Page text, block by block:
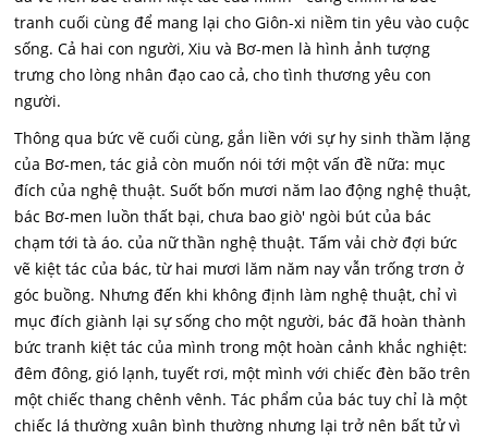
tranh cuối cùng để mang lại cho Giôn-xi niềm tin yêu vào cuộc
sống. Cả hai con người, Xiu và Bơ-men là hình ảnh tượng
trưng cho lòng nhân đạo cao cả, cho tình thương yêu con
người.
Thông qua bức vẽ cuối cùng, gắn liền với sự hy sinh thầm lặng
của Bơ-men, tác giả còn muốn nói tới một vấn đề nữa: mục
đích của nghệ thuật. Suốt bốn mươi năm lao động nghệ thuật,
bác Bơ-men luồn thất bại, chưa bao giò' ngòi bút của bác
chạm tới tà áo. của nữ thần nghệ thuật. Tấm vải chờ đợi bức
vẽ kiệt tác của bác, từ hai mươi lăm năm nay vẫn trống trơn ở
góc buồng. Nhưng đến khi không định làm nghệ thuật, chỉ vì
mục đích giành lại sự sống cho một người, bác đã hoàn thành
bức tranh kiệt tác của mình trong một hoàn cảnh khắc nghiệt:
đêm đông, gió lạnh, tuyết rơi, một mình với chiếc đèn bão trên
một chiếc thang chênh vênh. Tác phẩm của bác tuy chỉ là một
chiếc lá thường xuân bình thường nhưng lại trở nên bất tử vì